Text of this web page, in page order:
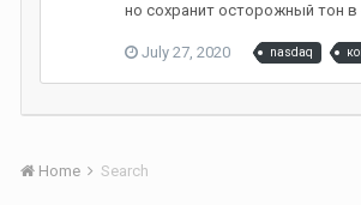
но сохранит осторожный тон в
July 27, 2020 nasdaq
Home Search